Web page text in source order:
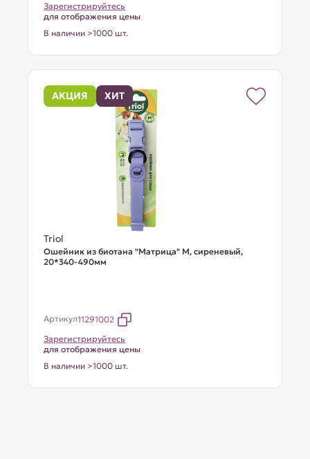
Зарегистрируйтесь
для отображения цены
В наличии >1000 шт.
АКЦИЯ ХИТ
Triol
Ошейник из биотана "Матрица" M, сиреневый,
20*340-490мм
Артикул11291002
Зарегистрируйтесь
для отображения цены
В наличии >1000 шт.